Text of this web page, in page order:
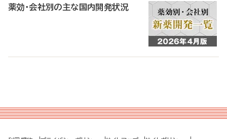
薬効・会社別の主な国内開発状況